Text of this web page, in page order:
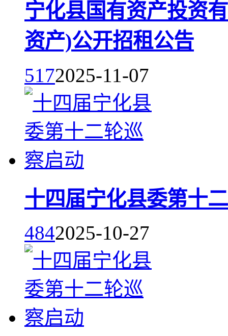
宁化县国有资产投资
资产)公开招租公告
5172025-11-07
十四届宁化县委第十
4842025-10-27